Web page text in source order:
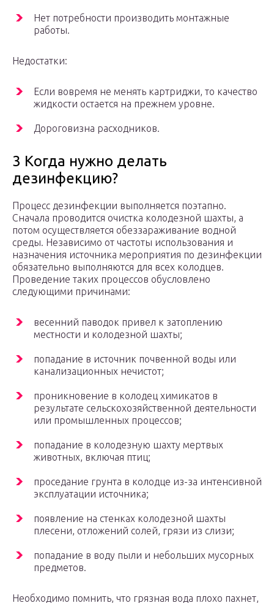
Нет потребности производить монтажные
работы.
Недостатки:
Если вовремя не менять картриджи, то качество
жидкости остается на прежнем уровне.
Дороговизна расходников.
3 Когда нужно делать
дезинфекцию?
Процесс дезинфекции выполняется поэтапно.
Сначала проводится очистка колодезной шахты, а
потом осуществляется обеззараживание водной
среды. Независимо от частоты использования и
назначения источника мероприятия по дезинфекции
обязательно выполняются для всех колодцев.
Проведение таких процессов обусловлено
следующими причинами:
весенний паводок привел к затоплению
местности и колодезной шахты;
попадание в источник почвенной воды или
канализационных нечистот;
проникновение в колодец химикатов в
результате сельскохозяйственной деятельности
или промышленных процессов;
попадание в колодезную шахту мертвых
животных, включая птиц;
проседание грунта в колодце из-за интенсивной
эксплуатации источника;
появление на стенках колодезной шахты
плесени, отложений солей, грязи из слизи;
попадание в воду пыли и небольших мусорных
предметов.
Необходимо помнить, что грязная вода плохо пахнет,